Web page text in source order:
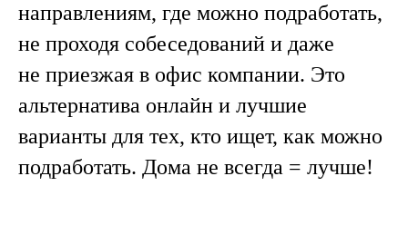
направлениям, где можно подработать,
не проходя собеседований и даже
не приезжая в офис компании. Это
альтернатива онлайн и лучшие
варианты для тех, кто ищет, как можно
подработать. Дома не всегда = лучше!